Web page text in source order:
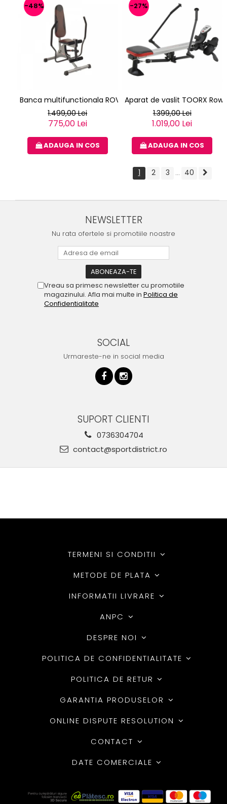
-48%
Banca multifunctionala ROVERA HYDRO MASTER
1.499,00 Lei
775,00 Lei
ADAUGA IN COS
-27%
Aparat de vaslit TOORX
1.399,00 Lei
1.019,00 Lei
ADAUGA IN COS
1 2 3 ... 40
NEWSLETTER
Nu rata ofertele si promotiile noastre
Vreau sa primesc newsletter cu promotiile
magazinului. Afla mai multe in Politica de
Confidentialitate
SOCIAL
Urmareste-ne in social media
SUPORT CLIENTI
0736304704
contact@sportdistrict.ro
TERMENI SI CONDITII
METODE DE PLATA
INFORMATII LIVRARE
ANPC
DESPRE NOI
POLITICA DE CONFIDENTIALITATE
POLITICA DE RETUR
GARANTIA PRODUSELOR
ONLINE DISPUTE RESOLUTION
CONTACT
DATE COMERCIALE